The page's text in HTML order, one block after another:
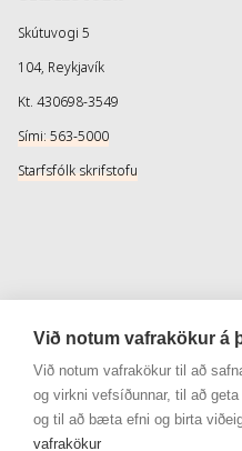
Skútuvogi 5
104, Reykjavík
Kt. 430698-3549
Sími: 563-5000
Starfsfólk skrifstofu
Þjónusta
Afhendingarmöguleikar
Skilareglur
Algengar spurningar
Við notum vafrakökur á
Við notum vafrakökur til að
og virkni vefsíðunnar, til að
og til að bæta efni og birta
vafrakökur